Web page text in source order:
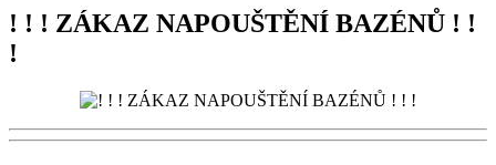
! ! ! ZÁKAZ NAPOUŠTĚNÍ BAZÉNŮ ! !
!